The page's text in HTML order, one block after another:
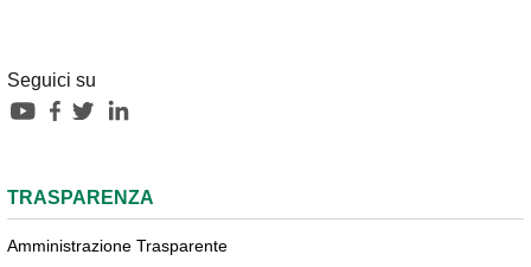
Seguici su
TRASPARENZA
Amministrazione Trasparente